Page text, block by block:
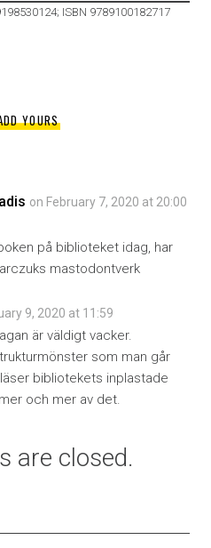
ISBN 9789100182717
YOURS
on February 7, 2020 at 20:00
på biblioteket idag, har
mastodontverk
9, 2020 at 11:59
är väldigt vacker.
som man går
bibliotekets inplastade
och mer av det.
are closed.